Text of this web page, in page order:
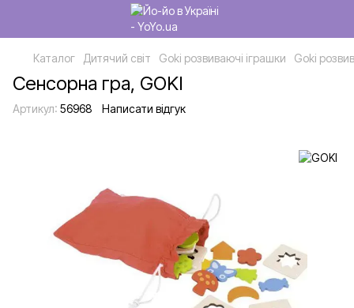
Каталог Дитячий світ Goki розвиваючі іграшки Goki
Сенсорна гра, GOKI
Артикул: 56968 Написати відгук